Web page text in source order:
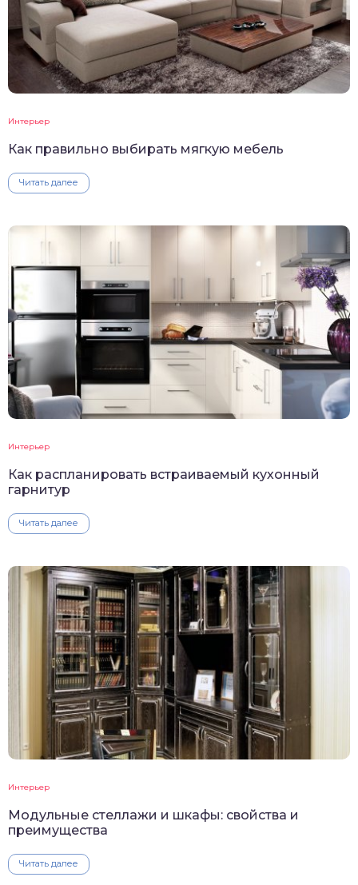
Интерьер
Как правильно выбирать мягкую мебель
Читать далее
Интерьер
Как распланировать встраиваемый кухонный
гарнитур
Читать далее
Интерьер
Модульные стеллажи и шкафы: свойства и
преимущества
Читать далее